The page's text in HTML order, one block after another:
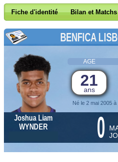
Fiche d'identité Bilan et
BENFICA
AGE
21
ans
Né le 2 mai 2005 à
Joshua Liam
WYNDER
0